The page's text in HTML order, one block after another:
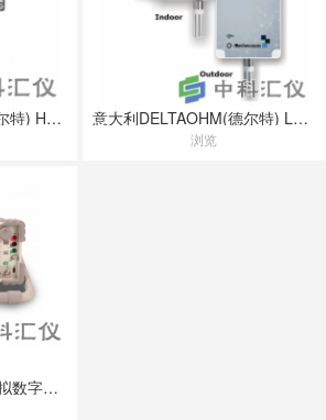
意大利DELTAOHM(德尔特) HD50系列无线监测系统 意大利DELTAOHM(德尔特) LR35无线记录器
浏览
美国Aeroflex 3920B模拟数字无线电综测仪